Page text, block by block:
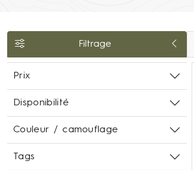
Filtrage
Prix
Disponibilité
Couleur / camouflage
Tags